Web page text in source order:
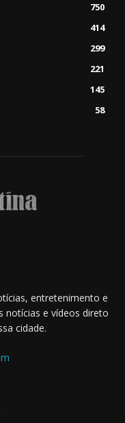
750
414
299
221
145
58
entretenimento e
notícias e vídeos direto
cidade.